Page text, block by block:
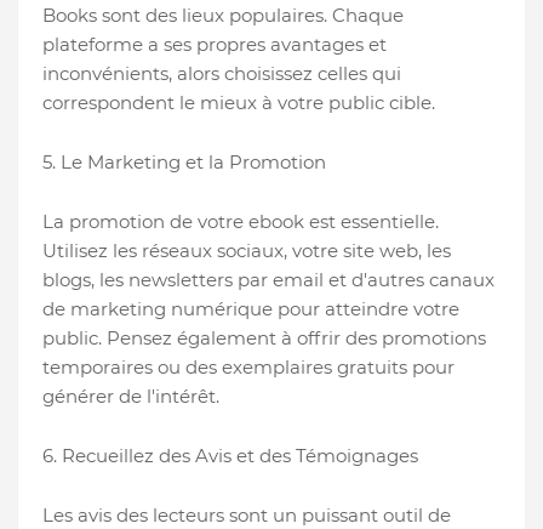
Books sont des lieux populaires. Chaque
plateforme a ses propres avantages et
inconvénients, alors choisissez celles qui
correspondent le mieux à votre public cible.
5. Le Marketing et la Promotion
La promotion de votre ebook est essentielle.
Utilisez les réseaux sociaux, votre site web, les
blogs, les newsletters par email et d'autres canaux
de marketing numérique pour atteindre votre
public. Pensez également à offrir des promotions
temporaires ou des exemplaires gratuits pour
générer de l'intérêt.
6. Recueillez des Avis et des Témoignages
Les avis des lecteurs sont un puissant outil de